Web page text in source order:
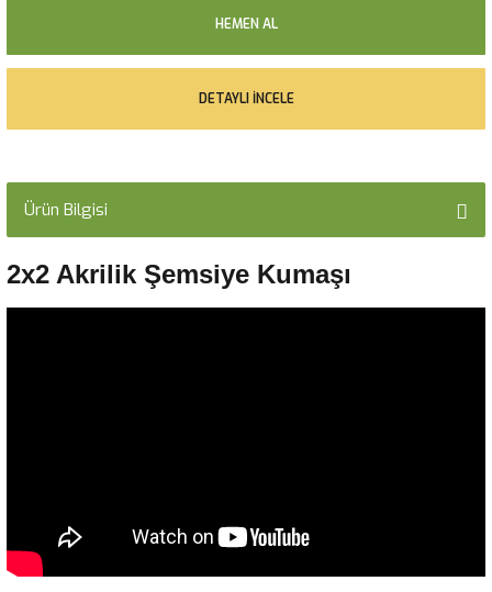
HEMEN AL
DETAYLI İNCELE
Ürün Bilgisi
2x2 Akrilik Şemsiye Kumaşı